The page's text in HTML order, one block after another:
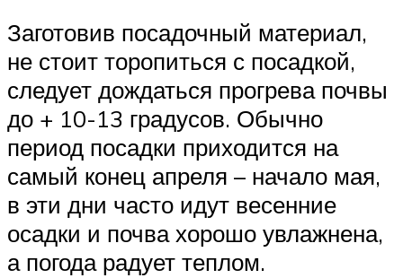
Заготовив посадочный материал,
не стоит торопиться с посадкой,
следует дождаться прогрева почвы
до + 10-13 градусов. Обычно
период посадки приходится на
самый конец апреля – начало мая,
в эти дни часто идут весенние
осадки и почва хорошо увлажнена,
а погода радует теплом.